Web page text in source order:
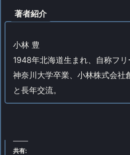
著者紹介
小林 豊
1948年北海道生まれ、自称フリ
神奈川大学卒業、小林株式会社
と長年交流。
共有: